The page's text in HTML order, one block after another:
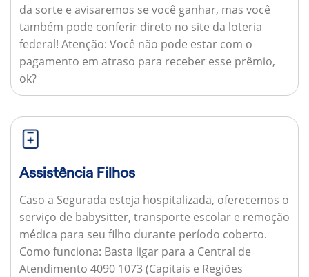
da sorte e avisaremos se você ganhar, mas você
também pode conferir direto no site da loteria
federal! Atenção: Você não pode estar com o
pagamento em atraso para receber esse prêmio,
ok?
Assistência Filhos
Caso a Segurada esteja hospitalizada, oferecemos o
serviço de babysitter, transporte escolar e remoção
médica para seu filho durante período coberto.
Como funciona: Basta ligar para a Central de
Atendimento 4090 1073 (Capitais e Regiões